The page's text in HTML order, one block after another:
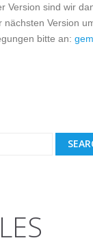
Version sind wir
nächsten Version
bitte an: